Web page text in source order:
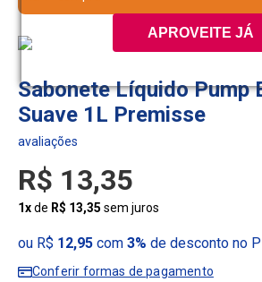
APROVEITE JÁ
Sabonete Líquido Pump
Suave 1L Premisse
R$ 13,35
1xde R$ 13,35 sem juros
ou R$ 12,95com 3% de desconto no
Conferir formas de pagamento